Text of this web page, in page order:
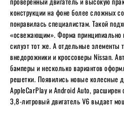
конструкции на фоне более сложных
понравилась специалистам. Такой
«освежающим». Форма принципиально
силуэт тот же. А отдельные элементы
внедорожники и кроссоверы Nissan.
бамперы и несколько вариантов
решетки. Появились новые колесные
AppleCarPlay и Android Auto, расширен
3,8-литровый двигатель V6 выдает